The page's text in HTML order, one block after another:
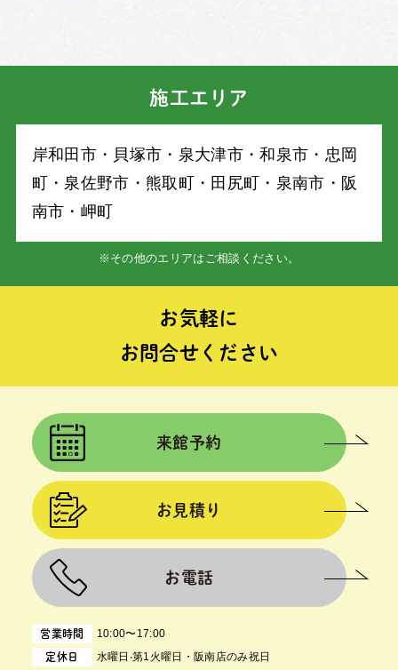
施工エリア
岸和⽥市・⾙塚市・泉⼤津市・和泉市・忠岡
町・泉佐野市・熊取町・⽥尻町・泉南市・阪
南市・岬町
※その他のエリアはご相談ください。
お気軽に
お問合せください
営業時間 10:00〜17:00
定休日
⽔曜⽇‧第1⽕曜⽇・阪南店のみ祝日
来館予約
お見積り
お電話